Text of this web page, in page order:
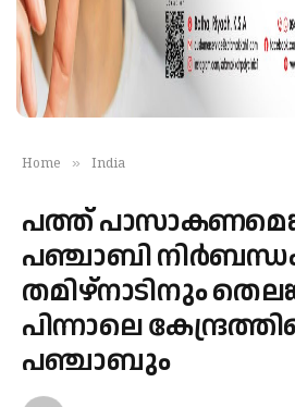
Home » India
പത്ത്
പഞ്ചാബി
തമിഴ്നാടിനും
പിന്നാലെ
പഞ്ചാബും